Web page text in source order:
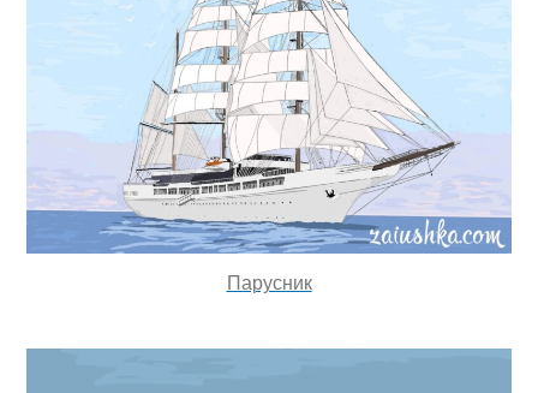
Парусник